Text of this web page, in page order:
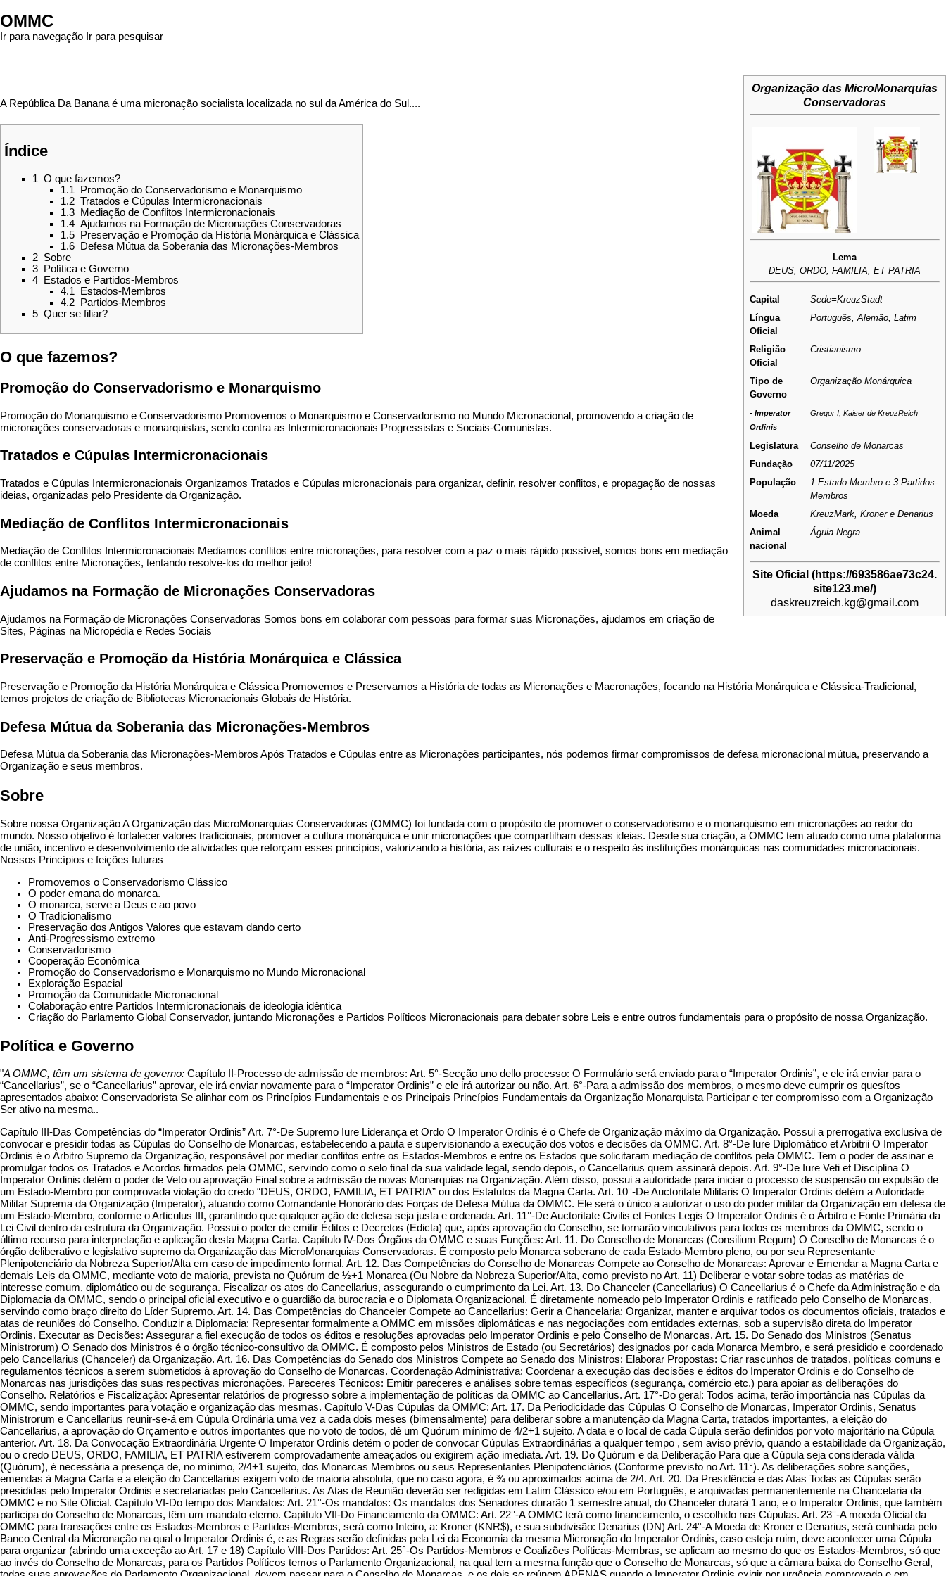
OMMC
Ir para navegação Ir para pesquisar
Organização das MicroMonarquias
Conservadoras
Lema
DEUS, ORDO, FAMILIA, ET PATRIA
Capital
Sede=KreuzStadt
Língua
Oficial
Português, Alemão, Latim
Religião
Oficial
Cristianismo
Tipo de
Governo
Organização Monárquica
- Imperator
Ordinis
Gregor I, Kaiser de KreuzReich
Legislatura
Conselho de Monarcas
Fundação
07/11/2025
População
1 Estado-Membro e 3 Partidos-
Membros
Moeda
KreuzMark , Kroner e Denarius
Animal
nacional
Águia-Negra
Site Oficial
daskreuzreich.kg@gmail.com
A República Da Banana é uma micronação socialista localizada no sul da América do Sul....
Índice
1 O que fazemos?
1.1
Promoção do Conservadorismo e Monarquismo
1.2 Tratados e Cúpulas Intermicronacionais
1.3
Mediação de Conflitos Intermicronacionais
1.4 Ajudamos na Formação de Micronações Conservadoras
1.5
Preservação e Promoção da História Monárquica e Clássica
1.6
Defesa Mútua da Soberania das Micronações-Membros
2 Sobre
3
Política e Governo
4
Estados e Partidos-Membros
4.1
Estados-Membros
4.2
Partidos-Membros
5 Quer se filiar?
O que fazemos?
Promoção do Conservadorismo e Monarquismo
Promoção do Monarquismo e Conservadorismo Promovemos o Monarquismo e Conservadorismo no Mundo Micronacional, promovendo a criação de
micronações conservadoras e monarquistas, sendo contra as Intermicronacionais Progressistas e Sociais-Comunistas.
Tratados e Cúpulas Intermicronacionais
Tratados e Cúpulas Intermicronacionais Organizamos Tratados e Cúpulas micronacionais para organizar, definir, resolver conflitos, e propagação de nossas
ideias, organizadas pelo Presidente da Organização.
Mediação de Conflitos Intermicronacionais
Mediação de Conflitos Intermicronacionais Mediamos conflitos entre micronações, para resolver com a paz o mais rápido possível, somos bons em mediação
de conflitos entre Micronações, tentando resolve-los do melhor jeito!
Ajudamos na Formação de Micronações Conservadoras
Ajudamos na Formação de Micronações Conservadoras Somos bons em colaborar com pessoas para formar suas Micronações, ajudamos em criação de
Sites, Páginas na Micropédia e Redes Sociais
Preservação e Promoção da História Monárquica e Clássica
Preservação e Promoção da História Monárquica e Clássica Promovemos e Preservamos a História de todas as Micronações e Macronações, focando na História Monárquica e Clássica-Tradicional,
temos projetos de criação de Bibliotecas Micronacionais Globais de História.
Defesa Mútua da Soberania das Micronações-Membros
Defesa Mútua da Soberania das Micronações-Membros Após Tratados e Cúpulas entre as Micronações participantes, nós podemos firmar compromissos de defesa micronacional mútua, preservando a
Organização e seus membros.
Sobre
​Sobre nossa Organização A Organização das MicroMonarquias Conservadoras (OMMC) foi fundada com o propósito de promover o conservadorismo e o monarquismo em micronações ao redor do
mundo. Nosso objetivo é fortalecer valores tradicionais, promover a cultura monárquica e unir micronações que compartilham dessas ideias. Desde sua criação, a OMMC tem atuado como uma plataforma
de união, incentivo e desenvolvimento de atividades que reforçam esses princípios, valorizando a história, as raízes culturais e o respeito às instituições monárquicas nas comunidades micronacionais.
Nossos Princípios e feições futuras
Promovemos o Conservadorismo Clássico
O poder emana do monarca.
O monarca, serve a Deus e ao povo
O Tradicionalismo
Preservação dos Antigos Valores que estavam dando certo
Anti-Progressismo extremo
Conservadorismo
Cooperação Econômica
Promoção do Conservadorismo e Monarquismo no Mundo Micronacional
Exploração Espacial
Promoção da Comunidade Micronacional
Colaboração entre Partidos Intermicronacionais de ideologia idêntica
Criação do Parlamento Global Conservador, juntando Micronações e Partidos Políticos Micronacionais para debater sobre Leis e entre outros fundamentais para o propósito de nossa Organização.
Política e Governo
"A OMMC, têm um sistema de governo: Capítulo II-Processo de admissão de membros: Art. 5°-Secção uno dello processo: O Formulário será enviado para o “Imperator Ordinis”, e ele irá enviar para o
“Cancellarius”, se o “Cancellarius” aprovar, ele irá enviar novamente para o “Imperator Ordinis” e ele irá autorizar ou não. Art. 6°-Para a admissão dos membros, o mesmo deve cumprir os quesítos
apresentados abaixo: Conservadorista Se alinhar com os Princípios Fundamentais e os Principais Princípios Fundamentais da Organização Monarquista Participar e ter compromisso com a Organização
Ser ativo na mesma..
Capítulo III-Das Competências do “Imperator Ordinis” Art. 7°-De Supremo Iure Liderança et Ordo O Imperator Ordinis é o Chefe de Organização máximo da Organização. Possui a prerrogativa exclusiva de
convocar e presidir todas as Cúpulas do Conselho de Monarcas, estabelecendo a pauta e supervisionando a execução dos votos e decisões da OMMC. Art. 8°-De Iure Diplomático et Arbitrii O Imperator
Ordinis é o Árbitro Supremo da Organização, responsável por mediar conflitos entre os Estados-Membros e entre os Estados que solicitaram mediação de conflitos pela OMMC. Tem o poder de assinar e
promulgar todos os Tratados e Acordos firmados pela OMMC, servindo como o selo final da sua validade legal, sendo depois, o Cancellarius quem assinará depois. Art. 9°-De Iure Veti et Disciplina O
Imperator Ordinis detém o poder de Veto ou aprovação Final sobre a admissão de novas Monarquias na Organização. Além disso, possui a autoridade para iniciar o processo de suspensão ou expulsão de
um Estado-Membro por comprovada violação do credo “DEUS, ORDO, FAMILIA, ET PATRIA” ou dos Estatutos da Magna Carta. Art. 10°-De Auctoritate Militaris O Imperator Ordinis detém a Autoridade
Militar Suprema da Organização (Imperator), atuando como Comandante Honorário das Forças de Defesa Mútua da OMMC. Ele será o único a autorizar o uso do poder militar da Organização em defesa de
um Estado-Membro, conforme o Articulus III, garantindo que qualquer ação de defesa seja justa e ordenada. Art. 11°-De Auctoritate Civilis et Fontes Legis O Imperator Ordinis é o Árbitro e Fonte Primária da
Lei Civil dentro da estrutura da Organização. Possui o poder de emitir Éditos e Decretos (Edicta) que, após aprovação do Conselho, se tornarão vinculativos para todos os membros da OMMC, sendo o
último recurso para interpretação e aplicação desta Magna Carta. Capítulo IV-Dos Órgãos da OMMC e suas Funções: Art. 11. Do Conselho de Monarcas (Consilium Regum) O Conselho de Monarcas é o
órgão deliberativo e legislativo supremo da Organização das MicroMonarquias Conservadoras. É composto pelo Monarca soberano de cada Estado-Membro pleno, ou por seu Representante
Plenipotenciário da Nobreza Superior/Alta em caso de impedimento formal. Art. 12. Das Competências do Conselho de Monarcas Compete ao Conselho de Monarcas: Aprovar e Emendar a Magna Carta e
demais Leis da OMMC, mediante voto de maioria, prevista no Quórum de ½+1 Monarca (Ou Nobre da Nobreza Superior/Alta, como previsto no Art. 11) Deliberar e votar sobre todas as matérias de
interesse comum, diplomático ou de segurança. Fiscalizar os atos do Cancellarius, assegurando o cumprimento da Lei. Art. 13. Do Chanceler (Cancellarius) O Cancellarius é o Chefe da Administração e da
Diplomacia da OMMC, sendo o principal oficial executivo e o guardião da burocracia e o Diplomata Organizacional. É diretamente nomeado pelo Imperator Ordinis e ratificado pelo Conselho de Monarcas,
servindo como braço direito do Líder Supremo. Art. 14. Das Competências do Chanceler Compete ao Cancellarius: Gerir a Chancelaria: Organizar, manter e arquivar todos os documentos oficiais, tratados e
atas de reuniões do Conselho. Conduzir a Diplomacia: Representar formalmente a OMMC em missões diplomáticas e nas negociações com entidades externas, sob a supervisão direta do Imperator
Ordinis. Executar as Decisões: Assegurar a fiel execução de todos os éditos e resoluções aprovadas pelo Imperator Ordinis e pelo Conselho de Monarcas. Art. 15. Do Senado dos Ministros (Senatus
Ministrorum) O Senado dos Ministros é o órgão técnico-consultivo da OMMC. É composto pelos Ministros de Estado (ou Secretários) designados por cada Monarca Membro, e será presidido e coordenado
pelo Cancellarius (Chanceler) da Organização. Art. 16. Das Competências do Senado dos Ministros Compete ao Senado dos Ministros: Elaborar Propostas: Criar rascunhos de tratados, políticas comuns e
regulamentos técnicos a serem submetidos à aprovação do Conselho de Monarcas. Coordenação Administrativa: Coordenar a execução das decisões e éditos do Imperator Ordinis e do Conselho de
Monarcas nas jurisdições das suas respectivas micronações. Pareceres Técnicos: Emitir pareceres e análises sobre temas específicos (segurança, comércio etc.) para apoiar as deliberações do
Conselho. Relatórios e Fiscalização: Apresentar relatórios de progresso sobre a implementação de políticas da OMMC ao Cancellarius. Art. 17°-Do geral: Todos acima, terão importância nas Cúpulas da
OMMC, sendo importantes para votação e organização das mesmas. Capítulo V-Das Cúpulas da OMMC: Art. 17. Da Periodicidade das Cúpulas O Conselho de Monarcas, Imperator Ordinis, Senatus
Ministrorum e Cancellarius reunir-se-á em Cúpula Ordinária uma vez a cada dois meses (bimensalmente) para deliberar sobre a manutenção da Magna Carta, tratados importantes, a eleição do
Cancellarius, a aprovação do Orçamento e outros importantes que no voto de todos, dê um Quórum mínimo de 4/2+1 sujeito. A data e o local de cada Cúpula serão definidos por voto majoritário na Cúpula
anterior. Art. 18. Da Convocação Extraordinária Urgente O Imperator Ordinis detém o poder de convocar Cúpulas Extraordinárias a qualquer tempo , sem aviso prévio, quando a estabilidade da Organização,
ou o credo DEUS, ORDO, FAMILIA, ET PATRIA estiverem comprovadamente ameaçados ou exigirem ação imediata. Art. 19. Do Quórum e da Deliberação Para que a Cúpula seja considerada válida
(Quórum), é necessária a presença de, no mínimo, 2/4+1 sujeito, dos Monarcas Membros ou seus Representantes Plenipotenciários (Conforme previsto no Art. 11°). As deliberações sobre sanções,
emendas à Magna Carta e a eleição do Cancellarius exigem voto de maioria absoluta, que no caso agora, é ¾ ou aproximados acima de 2/4. Art. 20. Da Presidência e das Atas Todas as Cúpulas serão
presididas pelo Imperator Ordinis e secretariadas pelo Cancellarius. As Atas de Reunião deverão ser redigidas em Latim Clássico e/ou em Português, e arquivadas permanentemente na Chancelaria da
OMMC e no Site Oficial. Capítulo VI-Do tempo dos Mandatos: Art. 21°-Os mandatos: Os mandatos dos Senadores durarão 1 semestre anual, do Chanceler durará 1 ano, e o Imperator Ordinis, que também
participa do Conselho de Monarcas, têm um mandato eterno. Capítulo VII-Do Financiamento da OMMC: Art. 22°-A OMMC terá como financiamento, o escolhido nas Cúpulas. Art. 23°-A moeda Oficial da
OMMC para transações entre os Estados-Membros e Partidos-Membros, será como Inteiro, a: Kroner (KNR$), e sua subdivisão: Denarius (DN) Art. 24°-A Moeda de Kroner e Denarius, será cunhada pelo
Banco Central da Micronação na qual o Imperator Ordinis é, e as Regras serão definidas pela Lei da Economia da mesma Micronação do Imperator Ordinis, caso esteja ruim, deve acontecer uma Cúpula
para organizar (abrindo uma exceção ao Art. 17 e 18) Capítulo VIII-Dos Partidos: Art. 25°-Os Partidos-Membros e Coalizões Políticas-Membras, se aplicam ao mesmo do que os Estados-Membros, só que
ao invés do Conselho de Monarcas, para os Partidos Políticos temos o Parlamento Organizacional, na qual tem a mesma função que o Conselho de Monarcas, só que a câmara baixa do Conselho Geral,